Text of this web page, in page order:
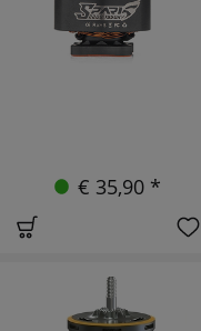
€ 35,90 *